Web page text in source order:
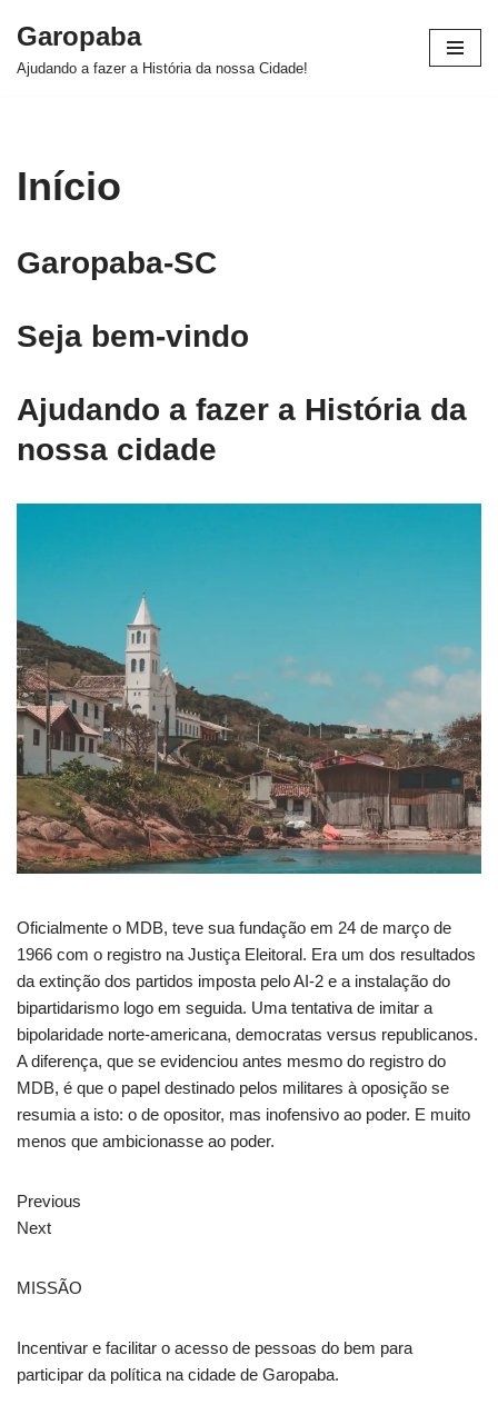
Pular
Garopaba
Ajudando a fazer a História da nossa Cidade!
Início
Garopaba-SC
Seja bem-vindo
Ajudando a fazer a História da
nossa cidade
Oficialmente o MDB, teve sua fundação em 24 de março de
1966 com o registro na Justiça Eleitoral. Era um dos resultados
da extinção dos partidos imposta pelo AI-2 e a instalação do
bipartidarismo logo em seguida. Uma tentativa de imitar a
bipolaridade norte-americana, democratas versus republicanos.
A diferença, que se evidenciou antes mesmo do registro do
MDB, é que o papel destinado pelos militares à oposição se
resumia a isto: o de opositor, mas inofensivo ao poder. E muito
menos que ambicionasse ao poder.
Previous
Next
MISSÃO
Incentivar e facilitar o acesso de pessoas do bem para
participar da política na cidade de Garopaba.